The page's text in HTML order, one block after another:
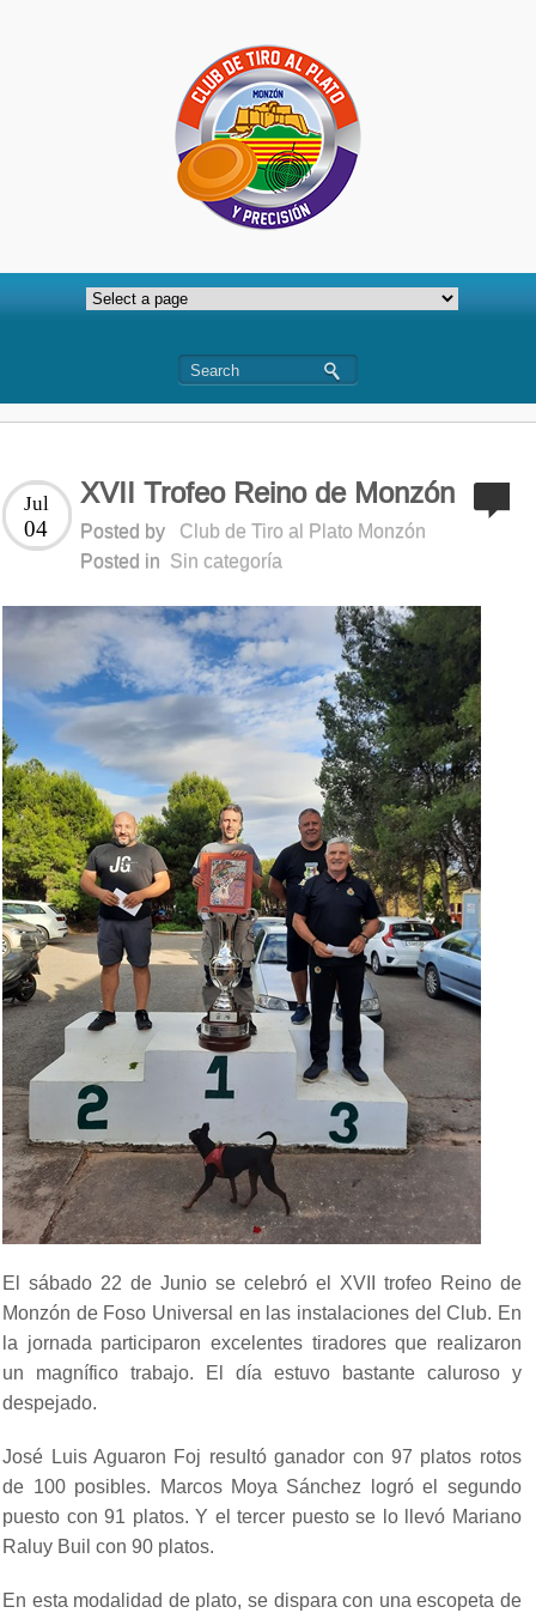
XVII Trofeo Reino de Monzón
Jul
04 Posted by
Club de Tiro al Plato Monzón
Posted in Sin categoría
El sábado 22 de Junio se celebró el XVII trofeo Reino de
Monzón de Foso Universal en las instalaciones del Club. En
la jornada participaron excelentes tiradores que realizaron
un magnífico trabajo. El día estuvo bastante caluroso y
despejado.
José Luis Aguaron Foj resultó ganador con 97 platos rotos
de 100 posibles. Marcos Moya Sánchez logró el segundo
puesto con 91 platos. Y el tercer puesto se lo llevó Mariano
Raluy Buil con 90 platos.
En esta modalidad de plato, se dispara con una escopeta de